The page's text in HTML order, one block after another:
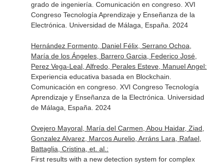
grado de ingeniería. Comunicación en congreso. XVI
Congreso Tecnología Aprendizaje y Enseñanza de la
Electrónica. Universidad de Málaga, España. 2024
Hernández Formento, Daniel Félix, Serrano Ochoa,
María de los Ángeles, Barrero Garcia, Federico José,
Perez Vega-Leal, Alfredo, Perales Esteve, Manuel Angel:
Experiencia educativa basada en Blockchain.
Comunicación en congreso. XVI Congreso Tecnología
Aprendizaje y Enseñanza de la Electrónica. Universidad
de Málaga, España. 2024
Ovejero Mayoral, María del Carmen, Abou Haidar, Ziad,
Gonzalez Alvarez, Marcos Aurelio, Arráns Lara, Rafael,
Battaglia, Cristina, et. al.:
First results with a new detection system for complex